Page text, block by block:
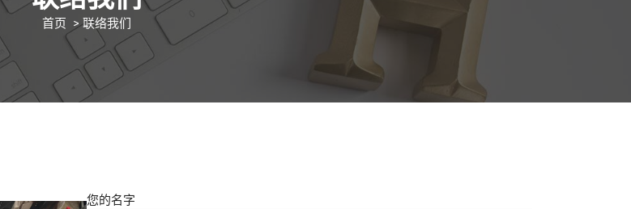
首页 >联络我们
您的名字